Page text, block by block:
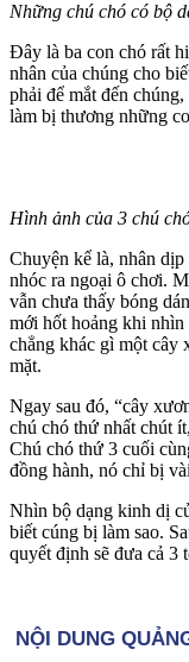
Những chú chó có bộ
Đây là ba con chó rất
nhân của chúng cho
phải để mắt đến
làm bị thương những
Hình ảnh của 3 chú
Chuyện kể là, nhân
nhóc ra ngoại ô chơi.
vẫn chưa thấy bóng
mới hốt hoảng khi nhìn
chẳng khác gì một cây
mặt.
Ngay sau đó, “cây
chú chó thứ nhất chút
Chú chó thứ 3 cuối
đồng hành, nó chỉ bị
Nhìn bộ dạng kinh dị
biết cúng bị làm sao.
quyết định sẽ đưa cả 3